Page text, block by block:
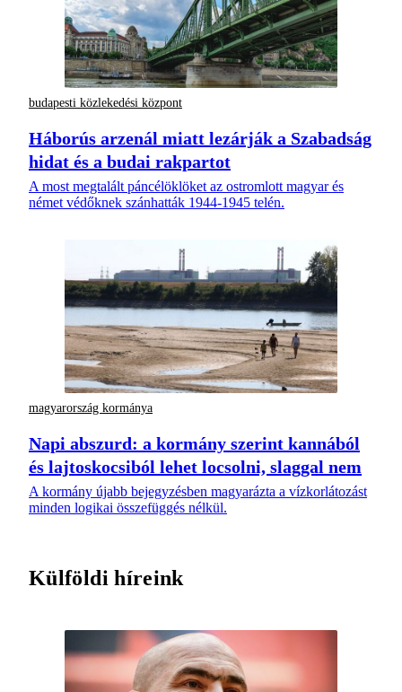
budapesti közlekedési központ
Háborús arzenál miatt lezárják a Szabadság
hidat és a budai rakpartot
A most megtalált páncélöklöket az ostromlott magyar és
német védőknek szánhatták 1944-1945 telén.
magyarország kormánya
Napi abszurd: a kormány szerint kannából
és lajtoskocsiból lehet locsolni, slaggal nem
A kormány újabb bejegyzésben magyarázta a vízkorlátozást
minden logikai összefüggés nélkül.
Külföldi híreink